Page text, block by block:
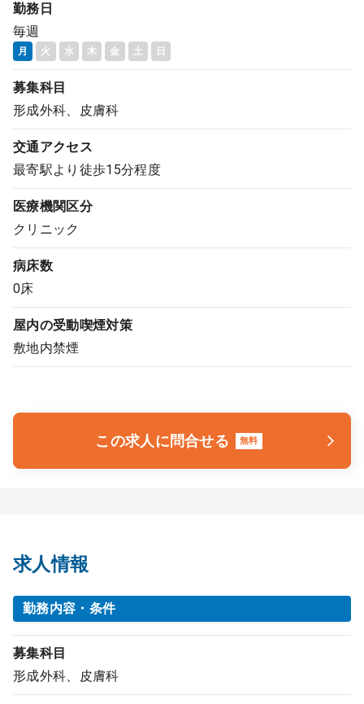
コンサルタント
成功事例
転職ノウハウ
受付時間 9:00 ～ 18:00
0120-337-613
クリニック開業
お問合せ
採用をお考えの医療機関の方
勤務日
毎週
月 火 水 木 金 土 日
募集科目
形成外科、皮膚科
交通アクセス
最寄駅より徒歩15分程度
医療機関区分
クリニック
病床数
0床
屋内の受動喫煙対策
敷地内禁煙
この求人に問合せる 無料
求人情報
勤務内容・条件
募集科目
形成外科、皮膚科